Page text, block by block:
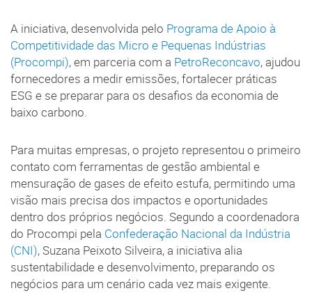
A iniciativa, desenvolvida pelo Programa de Apoio à
Competitividade das Micro e Pequenas Indústrias
(Procompi), em parceria com a PetroReconcavo, ajudou
fornecedores a medir emissões, fortalecer práticas
ESG e se preparar para os desafios da economia de
baixo carbono.
Para muitas empresas, o projeto representou o primeiro
contato com ferramentas de gestão ambiental e
mensuração de gases de efeito estufa, permitindo uma
visão mais precisa dos impactos e oportunidades
dentro dos próprios negócios. Segundo a coordenadora
do Procompi pela Confederação Nacional da Indústria
(CNI), Suzana Peixoto Silveira, a iniciativa alia
sustentabilidade e desenvolvimento, preparando os
negócios para um cenário cada vez mais exigente.